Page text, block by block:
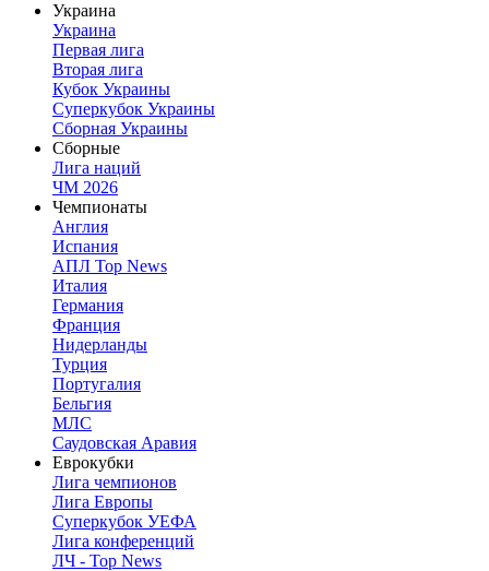
Украина
Украина
Первая лига
Вторая лига
Кубок Украины
Суперкубок Украины
Сборная Украины
Сборные
Лига наций
ЧМ 2026
Чемпионаты
Англия
Испания
АПЛ Top News
Италия
Германия
Франция
Нидерланды
Турция
Португалия
Бельгия
МЛС
Саудовская Аравия
Еврокубки
Лига чемпионов
Лига Европы
Суперкубок УЕФА
Лига конференций
ЛЧ - Top News